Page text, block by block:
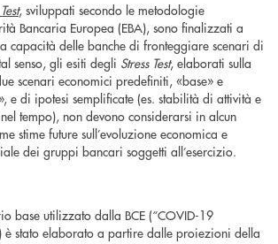
, sviluppati secondo le metodologie
Bancaria Europea (EBA), sono finalizzati a
capacità delle banche di fronteggiare scenari di
senso, gli esiti degli Stress Test, elaborati sulla
scenari economici predefiniti, «base» e
e di ipotesi semplificate (es. stabilità di attività e
tempo), non devono considerarsi in alcun
stime future sull’evoluzione economica e
dei gruppi bancari soggetti all’esercizio.
base utilizzato dalla BCE (“COVID-19
è stato elaborato a partire dalle proiezioni della